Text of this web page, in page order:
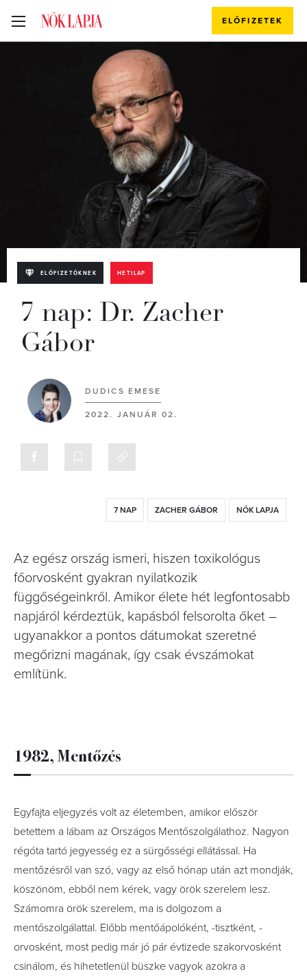
ELŐFIZETEK
ELŐFIZETŐKNEK HETILAP
7 nap: Dr. Zacher
Gábor
DUDICS EMESE
2022. JANUÁR 02.
7 NAP ZACHER GÁBOR NŐK LAPJA
Az egész ország ismeri, hiszen toxikológus
főorvosként gyakran nyilatkozik
függőségeinkről. Amikor élete hét legfontosabb
napjáról kérdeztük, kapásból felsorolta őket –
ugyanakkor a pontos dátumokat szeretné
megőrizni magának, így csak évszámokat
említünk.
1982, Mentőzés
Egyfajta eljegyzés volt az életemben, amikor először
betettem a lábam az Országos Mentőszolgálathoz. Nagyon
régóta tartó jegyesség ez a sürgősségi ellátással. Ha
mentőzésről van szó, vagy az első hónap után azt mondják,
köszönöm, ebből nem kérek, vagy örök szerelem lesz.
Számomra örök szerelem, ma is dolgozom a
mentőszolgálattal. Előbb mentőápolóként, -tisztként, -
orvosként, most pedig már jó pár évtizede szakorvosként
csinálom, és hihetetlenül büszke vagyok azokra a